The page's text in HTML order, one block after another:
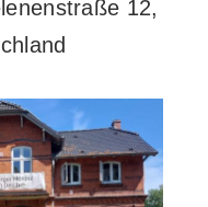
12,